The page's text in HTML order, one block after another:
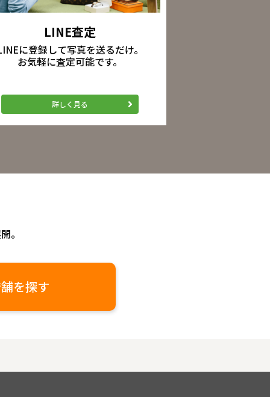
LINE査定
に登録して写真を送るだけ。
お気軽に査定可能です。
詳しく見る
。
を探す